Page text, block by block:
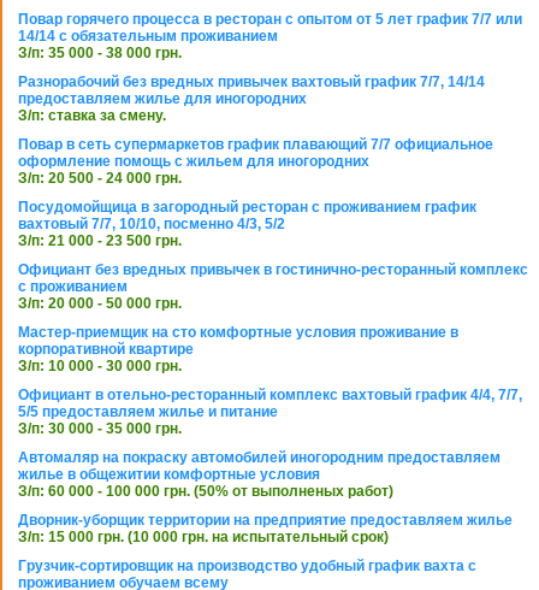
Повар горячего процесса в ресторан с опытом от 5 лет график 7/7 или
14/14 с обязательным проживанием
З/п: 35 000 - 38 000 грн.
Разнорабочий без вредных привычек вахтовый график 7/7, 14/14
предоставляем жилье для иногородних
З/п: ставка за смену.
Повар в сеть супермаркетов график плавающий 7/7 официальное
оформление помощь с жильем для иногородних
З/п: 20 500 - 24 000 грн.
Посудомойщица в загородный ресторан с проживанием график
вахтовый 7/7, 10/10, посменно 4/3, 5/2
З/п: 21 000 - 23 500 грн.
Официант без вредных привычек в гостинично-ресторанный комплекс
с проживанием
З/п: 20 000 - 50 000 грн.
Мастер-приемщик на сто комфортные условия проживание в
корпоративной квартире
З/п: 10 000 - 30 000 грн.
Официант в отельно-ресторанный комплекс вахтовый график 4/4, 7/7,
5/5 предоставляем жилье и питание
З/п: 30 000 - 35 000 грн.
Автомаляр на покраску автомобилей иногородним предоставляем
жилье в общежитии комфортные условия
З/п: 60 000 - 100 000 грн. (50% от выполненых работ)
Дворник-уборщик территории на предприятие предоставляем жилье
З/п: 15 000 грн. (10 000 грн. на испытательный срок)
Грузчик-сортировщик на производство удобный график вахта с
проживанием обучаем всему